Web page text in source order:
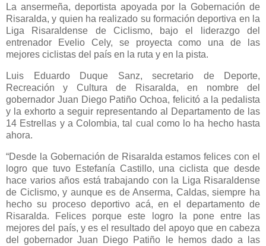
La ansermeña, deportista apoyada por la Gobernación de
Risaralda, y quien ha realizado su formación deportiva en la
Liga Risaraldense de Ciclismo, bajo el liderazgo del
entrenador Evelio Cely, se proyecta como una de las
mejores ciclistas del país en la ruta y en la pista.
Luis Eduardo Duque Sanz, secretario de Deporte,
Recreación y Cultura de Risaralda, en nombre del
gobernador Juan Diego Patiño Ochoa, felicitó a la pedalista
y la exhorto a seguir representando al Departamento de las
14 Estrellas y a Colombia, tal cual como lo ha hecho hasta
ahora.
“Desde la Gobernación de Risaralda estamos felices con el
logro que tuvo Estefanía Castillo, una ciclista que desde
hace varios años está trabajando con la Liga Risaraldense
de Ciclismo, y aunque es de Anserma, Caldas, siempre ha
hecho su proceso deportivo acá, en el departamento de
Risaralda. Felices porque este logro la pone entre las
mejores del país, y es el resultado del apoyo que en cabeza
del gobernador Juan Diego Patiño le hemos dado a las